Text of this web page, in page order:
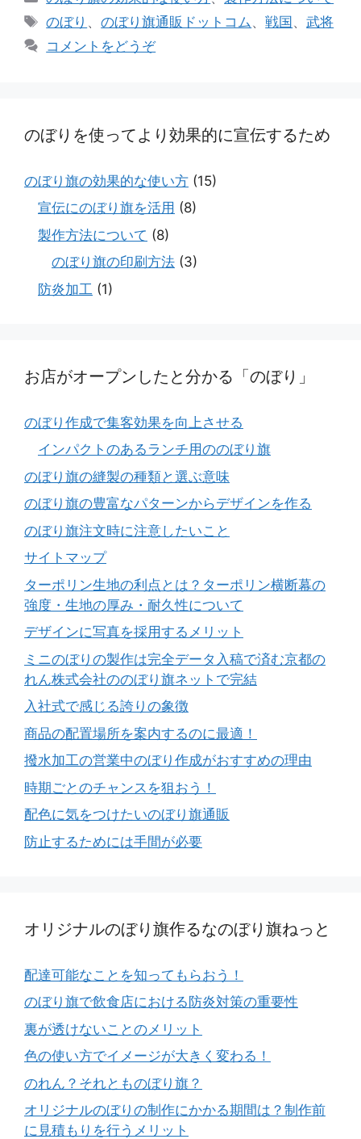
テ
リ
タ
のぼり 、のぼり旗通販ドットコム 、戦国、武将
コメントをどうぞ
のぼりを使ってより効果的に宣伝するため
のぼり旗の効果的な使い方 (15)
宣伝にのぼり旗を活用 (8)
製作方法について (8)
のぼり旗の印刷方法 (3)
防炎加工 (1)
お店がオープンしたと分かる「のぼり」
のぼり作成で集客効果を向上させる
インパクトのあるランチ用ののぼり旗
のぼり旗の縫製の種類と選ぶ意味
のぼり旗の豊富なパターンからデザインを作る
のぼり旗注文時に注意したいこと
サイトマップ
ターポリン生地の利点とは？ターポリン横断幕の
強度・生地の厚み・耐久性について
デザインに写真を採用するメリット
ミニのぼりの製作は完全データ入稿で済む京都の
れん株式会社ののぼり旗ネットで完結
入社式で感じる誇りの象徴
商品の配置場所を案内するのに最適！
撥水加工の営業中のぼり作成がおすすめの理由
時期ごとのチャンスを狙おう！
配色に気をつけたいのぼり旗通販
防止するためには手間が必要
オリジナルのぼり旗作るなのぼり旗ねっと
配達可能なことを知ってもらおう！
のぼり旗で飲食店における防炎対策の重要性
裏が透けないことのメリット
色の使い方でイメージが大きく変わる！
のれん？それとものぼり旗？
オリジナルのぼりの制作にかかる期間は？制作前
に見積もりを行うメリット